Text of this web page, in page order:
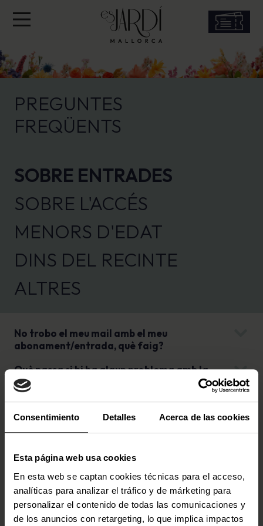
Consentimiento Detalles Acerca de las cookies
Esta página web usa cookies
En esta web se captan cookies técnicas para el acceso,
analíticas para analizar el tráfico y de márketing para
personalizar el contenido de todas las comunicaciones y
de los anuncios con retargeting, lo que implica impactos
PREGUNTES
FREQÜENTS
SOBRE ENTRADES
SOBRE L'ACCÉS
MENORS D'EDAT
DINS DEL RECINTE
ALTRES
No trobo el meu mail amb el meu
abonament/entrada, què faig?
Què passa si hi ha algun problema amb la
meva entrada?
Haig d’imprimir la meva entrada? Puc
portar la meva entrada en format digital?
Les entrades són nominatives?
Pot utilitzar el meu abonament una altra
persona encara que posi el meu nom al
ticket?